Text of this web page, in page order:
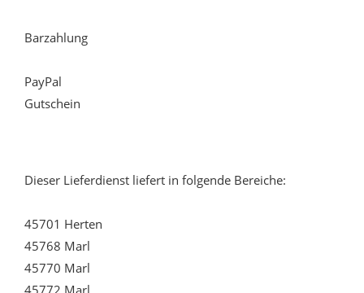
Barzahlung
PayPal
Gutschein
Dieser Lieferdienst liefert in folgende Bereiche:
45701 Herten
45768 Marl
45770 Marl